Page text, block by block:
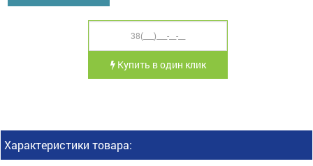
Купить в один клик
Характеристики товара: